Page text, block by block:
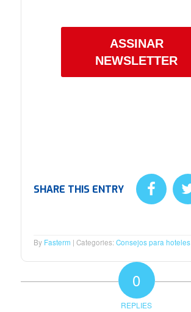
ASSINAR
NEWSLETTER
SHARE THIS ENTRY
By Fasterm Categories: Consejos para hoteles
0
REPLIES